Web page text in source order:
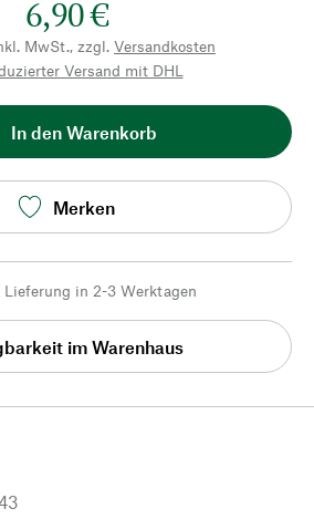
6,90 €
MwSt., zzgl. Versandkosten
Versand mit DHL
In den Warenkorb
Merken
Lieferung in 2-3 Werktagen
im Warenhaus